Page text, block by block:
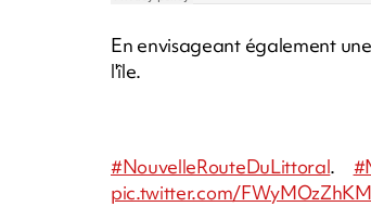
En envisageant également
l'île.
#NouvelleRouteDuLittoral.
pic.twitter.com/FWyMOzZhKM